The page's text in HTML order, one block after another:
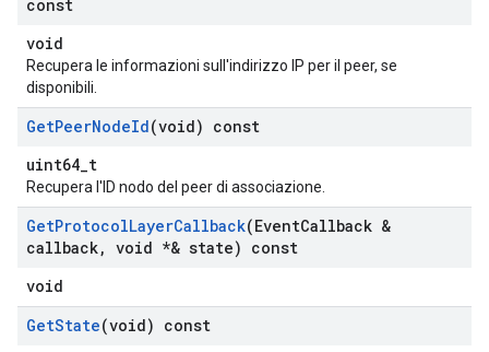
const
void
Recupera le informazioni sull'indirizzo IP per il peer, se
disponibili.
GetPeerNodeId(void) const
uint64_t
Recupera l'ID nodo del peer di associazione.
GetProtocolLayerCallback(EventCallback &
callback, void *& state) const
void
GetState(void) const